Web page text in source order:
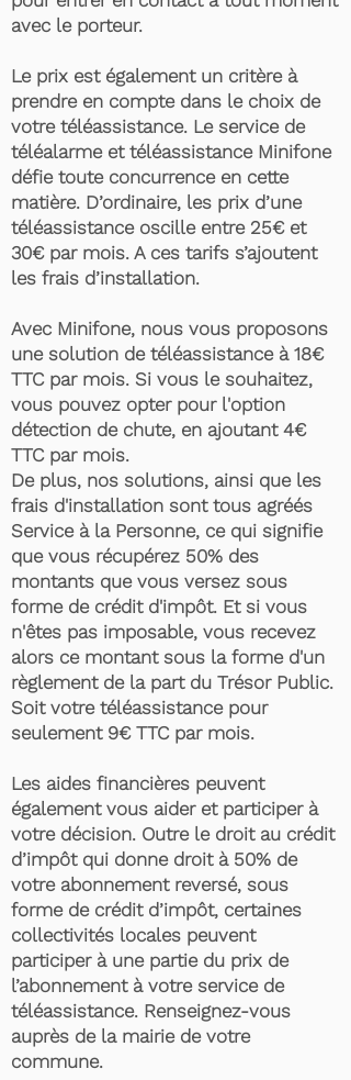
avec le porteur.
Le prix est également un critère à
prendre en compte dans le choix de
votre téléassistance. Le service de
téléalarme et téléassistance Minifone
défie toute concurrence en cette
matière. D’ordinaire, les prix d’une
téléassistance oscille entre 25€ et
30€ par mois. A ces tarifs s’ajoutent
les frais d’installation.
Avec Minifone, nous vous proposons
une solution de téléassistance à 18€
TTC par mois. Si vous le souhaitez,
vous pouvez opter pour l'option
détection de chute, en ajoutant 4€
TTC par mois.
De plus, nos solutions, ainsi que les
frais d'installation sont tous agréés
Service à la Personne, ce qui signifie
que vous récupérez 50% des
montants que vous versez sous
forme de crédit d'impôt. Et si vous
n'êtes pas imposable, vous recevez
alors ce montant sous la forme d'un
règlement de la part du Trésor Public.
Soit votre téléassistance pour
seulement 9€ TTC par mois.
Les aides financières peuvent
également vous aider et participer à
votre décision. Outre le droit au crédit
d’impôt qui donne droit à 50% de
votre abonnement reversé, sous
forme de crédit d’impôt, certaines
collectivités locales peuvent
participer à une partie du prix de
l’abonnement à votre service de
téléassistance. Renseignez-vous
auprès de la mairie de votre
commune.